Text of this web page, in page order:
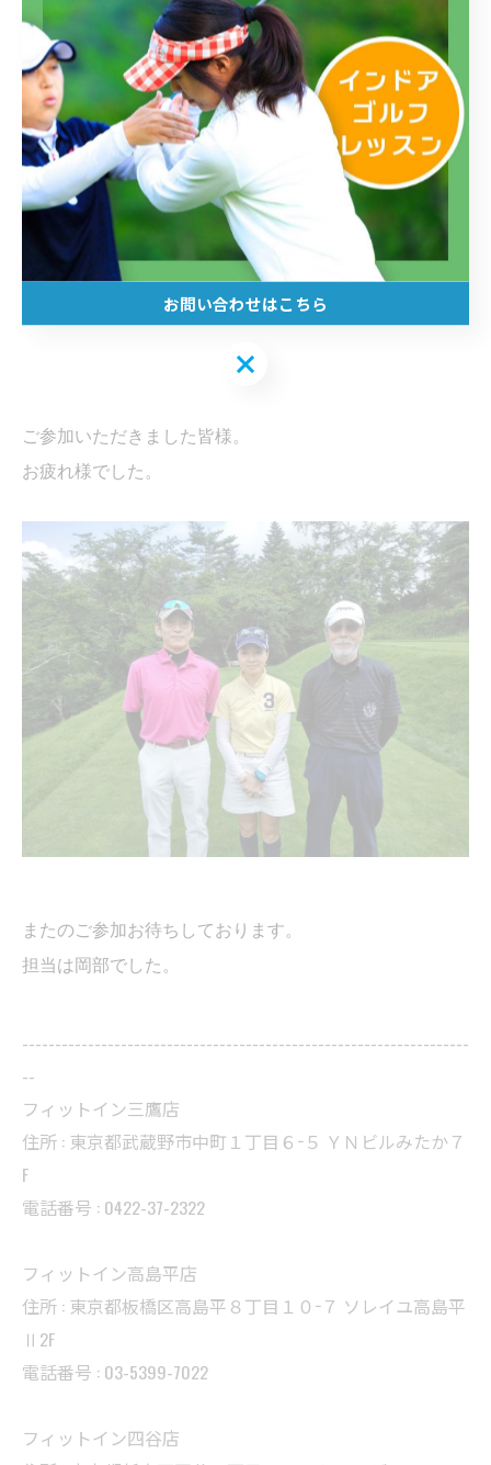
私たちコーチ陣も今後より深く掘り下げたレッスンがで
きることに
幸せを感じております。
みなさまの今後が楽しみです。
ご参加いただきました皆様。
お疲れ様でした。
またのご参加お待ちしております。
担当は岡部でした。
--------------------------------------------------------------------
--
フィットイン三鷹店
住所 : 東京都武蔵野市中町１丁目６−５ ＹＮビルみたか７
F
電話番号 : 0422-37-2322
フィットイン高島平店
住所 : 東京都板橋区高島平８丁目１０−７ ソレイユ高島平
Ⅱ2F
電話番号 : 03-5399-7022
フィットイン四谷店
お問い合わせはこちら
お問い合わせはこちら